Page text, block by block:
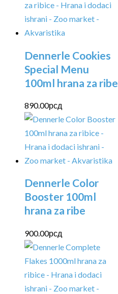
Dennerle Cookies
Special Menu
100ml hrana za ribe
890.00рсд
Dennerle Color
Booster 100ml
hrana za ribe
900.00рсд